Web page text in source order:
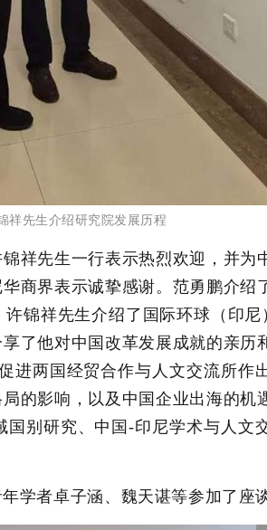
祥先生介绍研究院发展历程
祥先生一行表示热烈欢迎，并为
商界表示诚挚感谢。范勇鹏介绍
锦祥先生介绍了国际环球（印尼
了他对中国改革发展成就的亲历
进两国经贸合作与人文交流所作
的影响，以及中国企业出海的机
别研究、中国-印尼学术与人文
学者卓子涵、魏天谌等参加了座谈